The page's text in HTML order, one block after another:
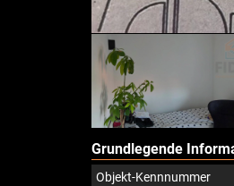
Grundlegende
Objekt-Kennnummer